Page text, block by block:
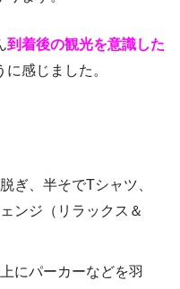
到着後の観光を意識した
感じました。
ぎ、半そでTシャツ、
ンジ（リラックス＆
にパーカーなどを羽